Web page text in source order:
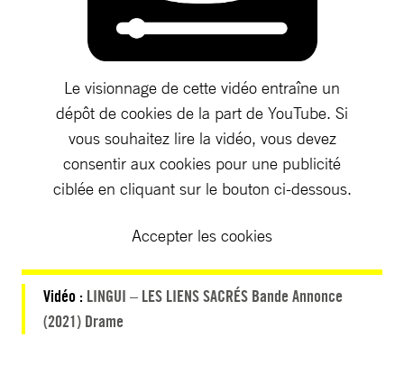
Le visionnage de cette vidéo entraîne un
dépôt de cookies de la part de YouTube. Si
vous souhaitez lire la vidéo, vous devez
consentir aux cookies pour une publicité
ciblée en cliquant sur le bouton ci-dessous.
Accepter les cookies
Vidéo : LINGUI – LES LIENS SACRÉS Bande Annonce
(2021) Drame